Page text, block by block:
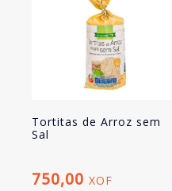
Tortitas de Arroz sem
Sal
750,00 XOF